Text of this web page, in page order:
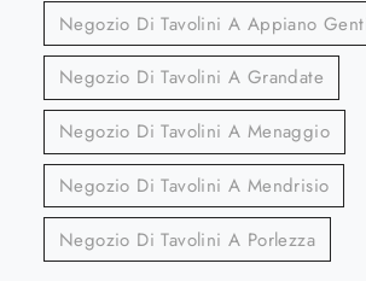
Negozio Di Tavolini A Appiano
Negozio Di Tavolini A Grandate
Negozio Di Tavolini A Menaggio
Negozio Di Tavolini A Mendrisio
Negozio Di Tavolini A Porlezza